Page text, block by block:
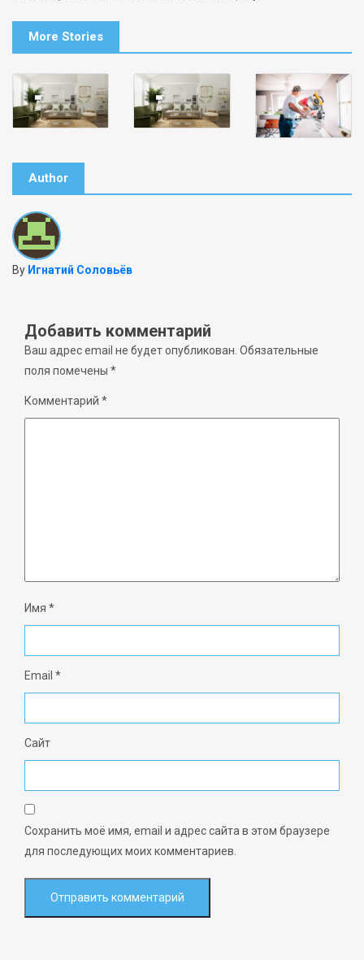
More Stories
Author
By Игнатий Соловьёв
Добавить комментарий
Ваш адрес email не будет опубликован. Обязательные
поля помечены *
Комментарий *
Имя *
Email *
Сайт
Сохранить моё имя, email и адрес сайта в этом браузере
для последующих моих комментариев.